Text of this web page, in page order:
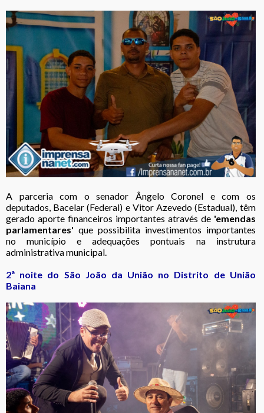
A parceria com o senador Ângelo Coronel e com os
deputados, Bacelar (Federal) e Vitor Azevedo (Estadual), têm
gerado aporte financeiros importantes através de'emendas
parlamentares' que possibilita investimentos importantes
no município e adequações pontuais na instrutura
administrativa municipal.
2ª noite do São João da União no Distrito de União
Baiana